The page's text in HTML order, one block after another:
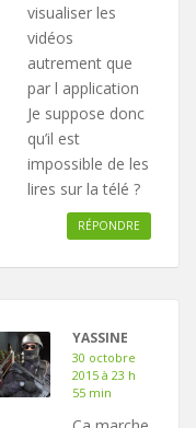
visualiser les
vidéos
autrement que
par l application
Je suppose donc
qu’il est
impossible de les
lires sur la télé ?
RÉPONDRE
YASSINE
30 octobre
2015 à 23 h
55 min